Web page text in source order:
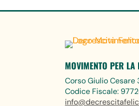
MOVIMENTO PER LA
Corso Giulio Cesare
Codice Fiscale: